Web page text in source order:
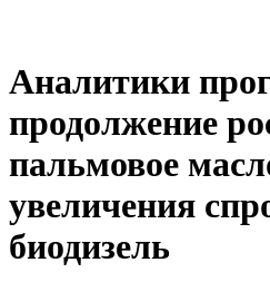
Аналитики
продолжение
пальмовое
увеличения
биодизель